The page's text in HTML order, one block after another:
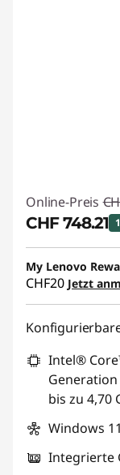
Online-Preis
CHF 748.21
eCoupon-
eCoupon :
My Lenovo
CHF20 Jetzt
Intel®
Generation
bis zu 4,70
Windows
Integrierte